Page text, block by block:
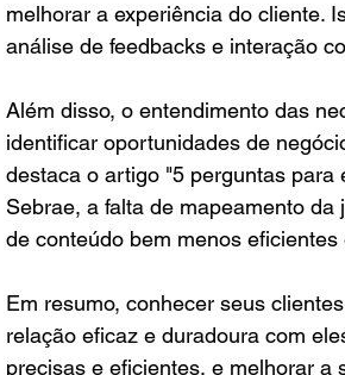
melhorar a experiência do cliente.
análise de feedbacks e interação
Além disso, o entendimento das
identificar oportunidades de
destaca o artigo "5 perguntas
Sebrae, a falta de mapeamento
de conteúdo bem menos eficientes
Em resumo, conhecer seus
relação eficaz e duradoura com
precisas e eficientes, e melhorar a